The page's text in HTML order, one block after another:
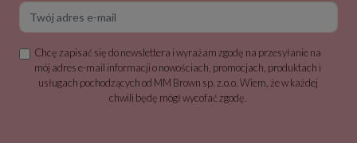
Chcę zapisać się do newslettera i wyrażam zgodę na przesyłanie na
mój adres e-mail informacji o nowościach, promocjach, produktach i
usługach pochodzących od MM Brown sp. z.o.o. Wiem, że w każdej
chwili będę mógł wycofać zgodę.